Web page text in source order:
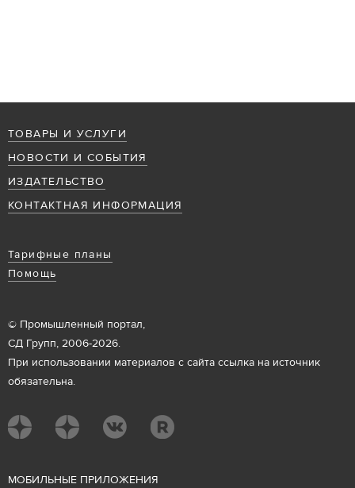
ТОВАРЫ И УСЛУГИ
НОВОСТИ И СОБЫТИЯ
ИЗДАТЕЛЬСТВО
КОНТАКТНАЯ ИНФОРМАЦИЯ
Тарифные планы
Помощь
© Промышленный портал,
СД Групп, 2006-2026.
При использовании материалов с сайта ссылка на источник
обязательна.
МОБИЛЬНЫЕ ПРИЛОЖЕНИЯ